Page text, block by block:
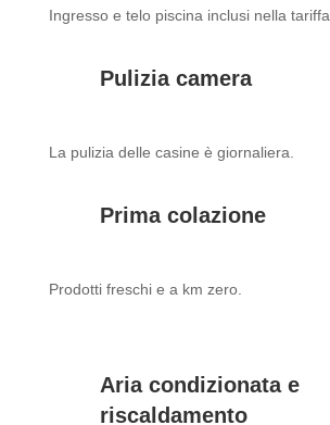
Ingresso e telo piscina inclusi nella tariffa.
Pulizia camera
La pulizia delle casine è giornaliera.
Prima colazione
Prodotti freschi e a km zero.
Aria condizionata e
riscaldamento